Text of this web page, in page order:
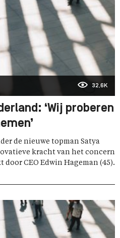
32,6K
‘Wij proberen
de nieuwe topman Satya
kracht van het concern
CEO Edwin Hageman (45).